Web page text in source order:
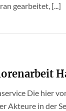
gearbeitet, [...]
Die hier
Akteure in der